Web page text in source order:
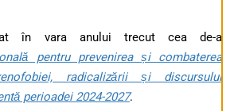
în vara anului trecut cea de-a
pentru prevenirea și combaterea
radicalizării și discursului
perioadei 2024-2027.